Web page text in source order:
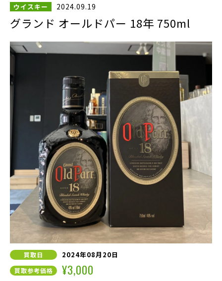
ウイスキー 2024.09.19
グランド オールドパー 18年 750ml
買取日 2024年08月20日
買取参考価格 ¥3,000